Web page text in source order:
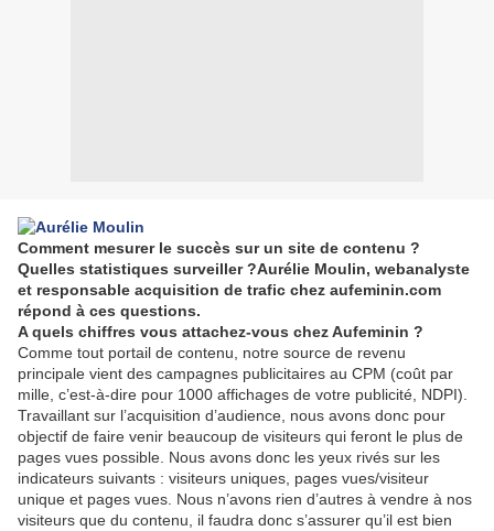
Comment mesurer le succès sur un site de contenu ?
Quelles statistiques surveiller ?Aurélie Moulin, webanalyste
et responsable acquisition de trafic chez aufeminin.com
répond à ces questions.
A quels chiffres vous attachez-vous chez Aufeminin ?
Comme tout portail de contenu, notre source de revenu
principale vient des campagnes publicitaires au CPM (coût par
mille, c’est-à-dire pour 1000 affichages de votre publicité, NDPI).
Travaillant sur l’acquisition d’audience, nous avons donc pour
objectif de faire venir beaucoup de visiteurs qui feront le plus de
pages vues possible. Nous avons donc les yeux rivés sur les
indicateurs suivants : visiteurs uniques, pages vues/visiteur
unique et pages vues. Nous n’avons rien d’autres à vendre à nos
visiteurs que du contenu, il faudra donc s’assurer qu’il est bien